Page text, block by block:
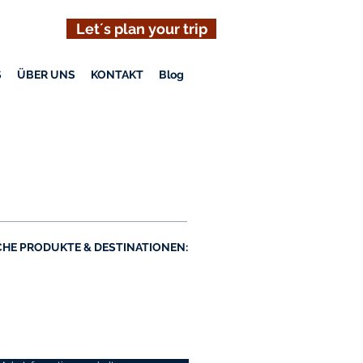
Let´s plan your trip
ÜBER UNS KONTAKT Blog
PRODUKTE & DESTINATIONEN: